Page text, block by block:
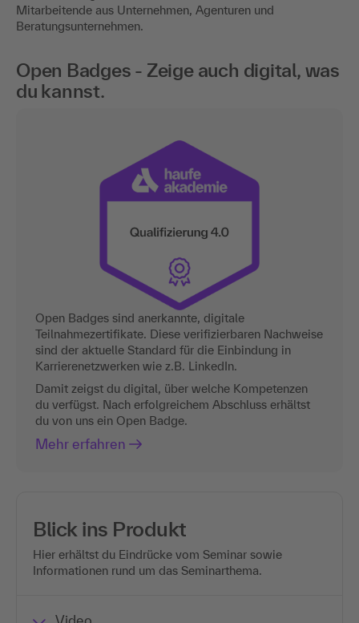
Mitarbeitende aus Unternehmen, Agenturen und
Beratungsunternehmen.
Open Badges - Zeige auch digital, was
du kannst.
Open Badges sind anerkannte, digitale
Teilnahmezertifikate. Diese verifizierbaren Nachweise
sind der aktuelle Standard für die Einbindung in
Karrierenetzwerken wie z.B. LinkedIn.
Damit zeigst du digital, über welche Kompetenzen
du verfügst. Nach erfolgreichem Abschluss erhältst
du von uns ein Open Badge.
Mehr erfahren
Blick ins Produkt
Hier erhältst du Eindrücke vom Seminar sowie
Informationen rund um das Seminarthema.
Video